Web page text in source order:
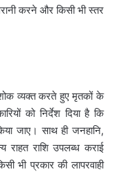
करने और किसी भी स्तर
व्यक्त करते हुए मृतकों के
को निर्देश दिया है कि
जाए। साथ ही जनहानि,
राशि उपलब्ध कराई
भी प्रकार की लापरवाही